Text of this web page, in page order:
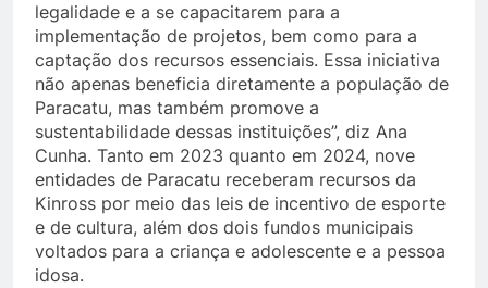
legalidade e a se capacitarem para a
implementação de projetos, bem como para a
captação dos recursos essenciais. Essa iniciativa
não apenas beneficia diretamente a população de
Paracatu, mas também promove a
sustentabilidade dessas instituições”, diz Ana
Cunha. Tanto em 2023 quanto em 2024, nove
entidades de Paracatu receberam recursos da
Kinross por meio das leis de incentivo de esporte
e de cultura, além dos dois fundos municipais
voltados para a criança e adolescente e a pessoa
idosa.